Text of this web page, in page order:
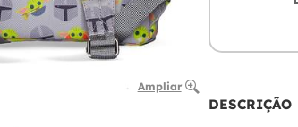
Ampliar
DESCRIÇÃO